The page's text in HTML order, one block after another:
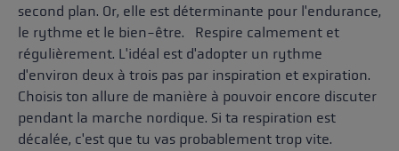
second plan. Or, elle est déterminante pour l'endurance,
le rythme et le bien-être. Respire calmement et
régulièrement. L'idéal est d'adopter un rythme
d'environ deux à trois pas par inspiration et expiration.
Choisis ton allure de manière à pouvoir encore discuter
pendant la marche nordique. Si ta respiration est
décalée, c'est que tu vas probablement trop vite.